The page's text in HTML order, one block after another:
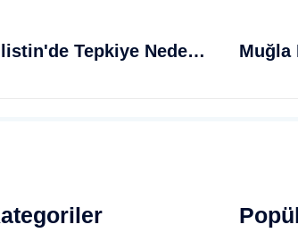
İsrail'in Ezana Yasak Girişimi Filistin'de Tepkiye Neden Oldu